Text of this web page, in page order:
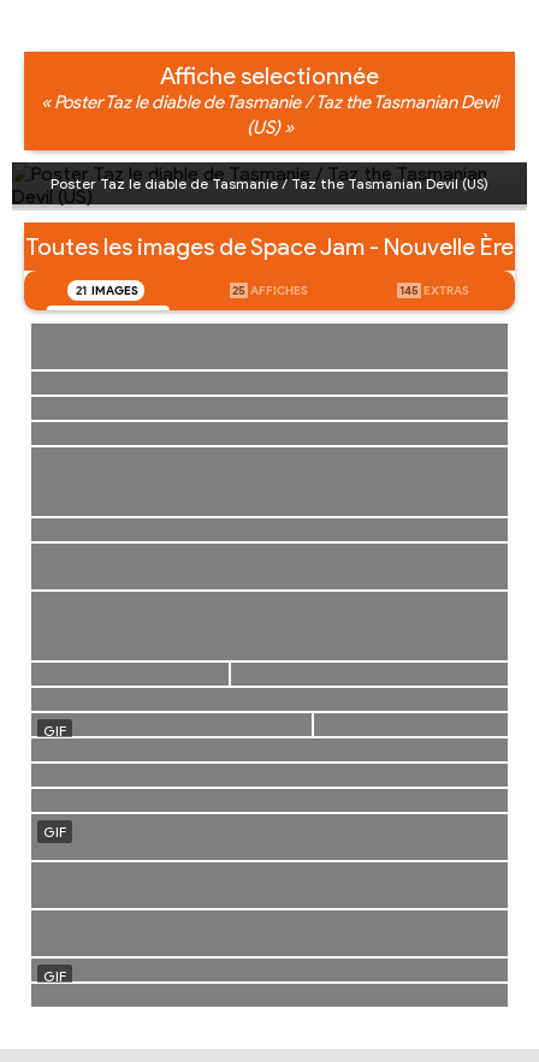
Affiche selectionnée
« Poster Taz le diable de Tasmanie / Taz the Tasmanian Devil
(US) »
Poster Taz le diable de Tasmanie / Taz the Tasmanian Devil (US)
Toutes les images de Space Jam - Nouvelle Ère
21 IMAGES 25 AFFICHES 145 EXTRAS